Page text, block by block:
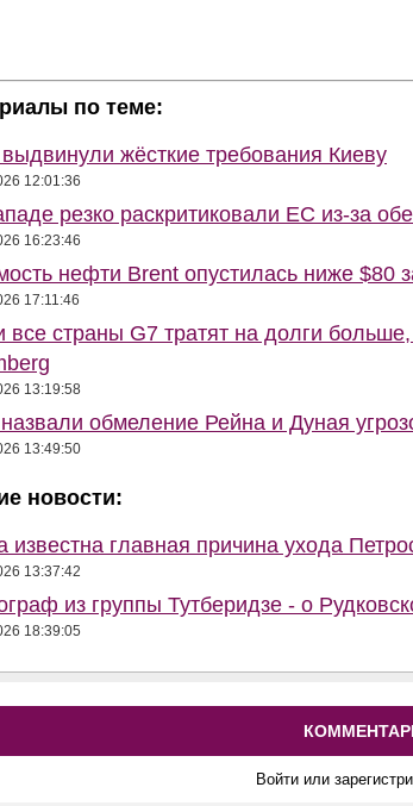
по теме:
жёсткие требования Киеву
12:01:36
резко раскритиковали ЕС из-за
16:23:46
нефти Brent опустилась ниже $80
17:11:46
все страны G7 тратят на долги
13:19:58
обмеление Рейна и Дуная
13:49:50
новости:
известна главная причина ухода
13:37:42
из группы Тутберидзе - о
18:39:05
Войти или